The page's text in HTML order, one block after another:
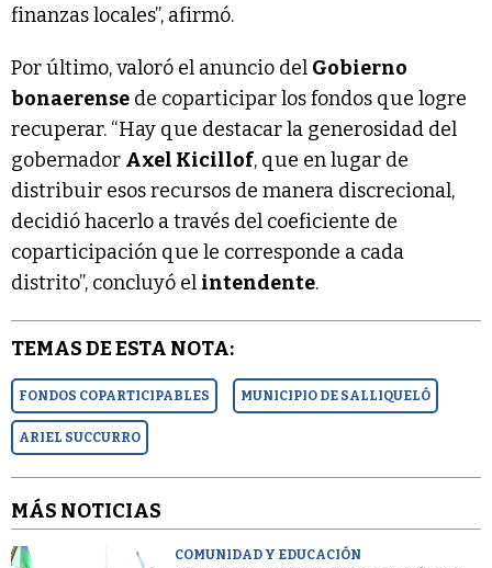
finanzas locales”, afirmó.
Por último, valoró el anuncio del Gobierno
bonaerense de coparticipar los fondos que logre
recuperar. “Hay que destacar la generosidad del
gobernador Axel Kicillof, que en lugar de
distribuir esos recursos de manera discrecional,
decidió hacerlo a través del coeficiente de
coparticipación que le corresponde a cada
distrito”, concluyó el intendente.
TEMAS DE ESTA NOTA:
FONDOS COPARTICIPABLES MUNICIPIO DE SALLIQUELÓ
ARIEL SUCCURRO
MÁS NOTICIAS
COMUNIDAD Y EDUCACIÓN